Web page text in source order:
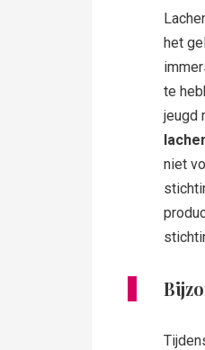
het
te
jeugd
niet